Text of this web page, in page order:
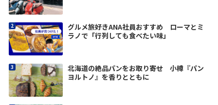
グルメ旅好きANA社員おすすめ ローマとミ
ラノで「行列しても食べたい味」
北海道の絶品パンをお取り寄せ 小樽『パン
ヨルトノ』を香りとともに